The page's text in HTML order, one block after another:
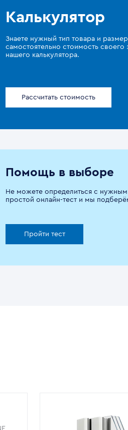
Калькулятор
Знаете нужный тип товара и
самостоятельно стоимость
нашего калькулятора.
Рассчитать стоимость
Помощь в выборе
Не можете определиться с
простой онлайн-тест и мы
Пройти тест